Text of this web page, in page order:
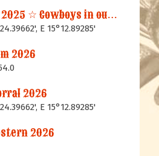
Tatanka Camp 2025 ☆ Cowboys in our Memories
E 15°12.89285'
2026
2026
E 15°12.89285'
2026